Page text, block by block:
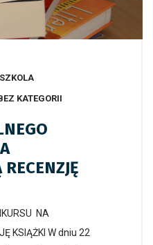
SZKOLA
KATEGORII
NA
KSIĄŻKI W dniu 22